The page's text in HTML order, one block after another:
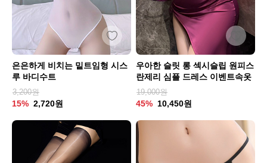
은은하게 비치는 밑트임형 시스
루 바디수트
3,200원
15% 2,720원
우아한 슬릿 롱 섹시슬립 원피스
란제리 심플 드레스 이벤트속옷
19,000원
45% 10,450원